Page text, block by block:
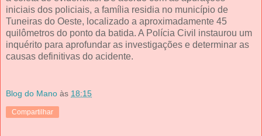
iniciais dos policiais, a família residia no município de
Tuneiras do Oeste, localizado a aproximadamente 45
quilômetros do ponto da batida. A Polícia Civil instaurou um
inquérito para aprofundar as investigações e determinar as
causas definitivas do acidente.
Blog do Mano às 18:15
Compartilhar